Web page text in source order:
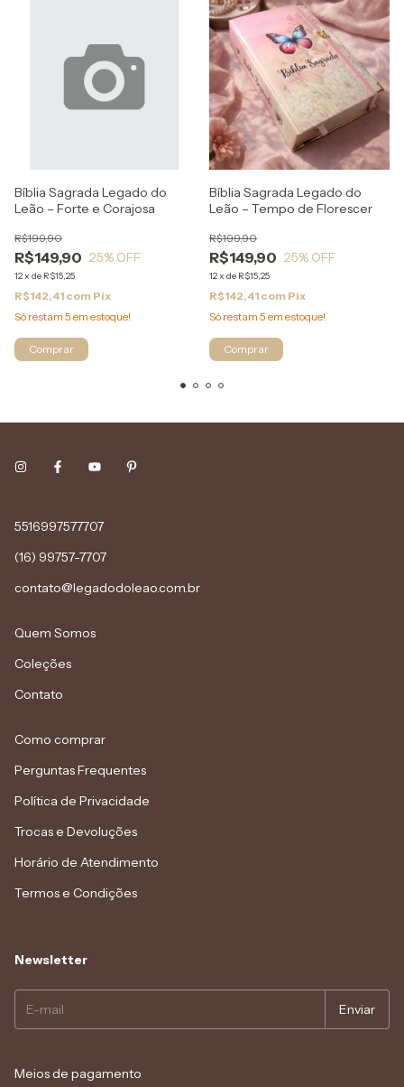
Bíblia Sagrada Legado do
Leão – Forte e Corajosa
R$149,90
R$199,90
25% OFF
12x de R$15,25
R$142,41 com Pix
Só restam 5 em estoque!
Bíblia Sagrada Legado do
Leão – Tempo de Florescer
R$149,90
R$199,90
25% OFF
12x de R$15,25
R$142,41 com Pix
Só restam 5 em estoque!
5516997577707
(16) 99757-7707
contato@legadodoleao.com.br
Quem Somos
Coleções
Contato
Como comprar
Perguntas Frequentes
Política de Privacidade
Trocas e Devoluções
Horário de Atendimento
Termos e Condições
Newsletter
Meios de pagamento